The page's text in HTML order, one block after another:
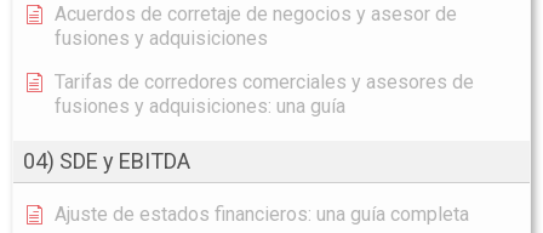
Acuerdos de corretaje de negocios y asesor de
fusiones y adquisiciones
Tarifas de corredores comerciales y asesores de
fusiones y adquisiciones: una guía
04) SDE y EBITDA
Ajuste de estados financieros: una guía completa